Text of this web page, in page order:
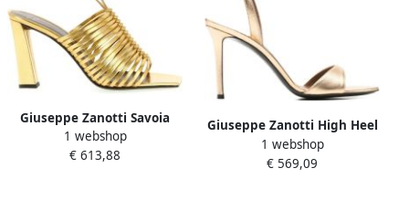
Giuseppe Zanotti Savoia
Sandals
1 webshop
€ 613,88
Giuseppe Zanotti High Heel
Sandals
1 webshop
€ 569,09